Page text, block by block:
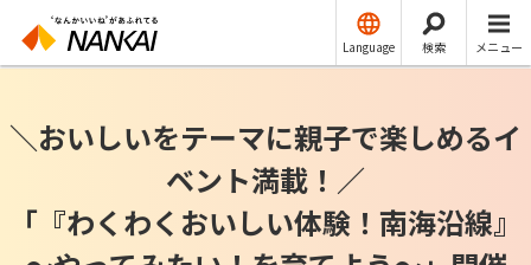
Language 検索 メニュー
ニュースリリース レジャー・サービス
＼おいしいをテーマに親子で楽しめるイ
ベント満載！／
「『わくわくおいしい体験！南海沿線』